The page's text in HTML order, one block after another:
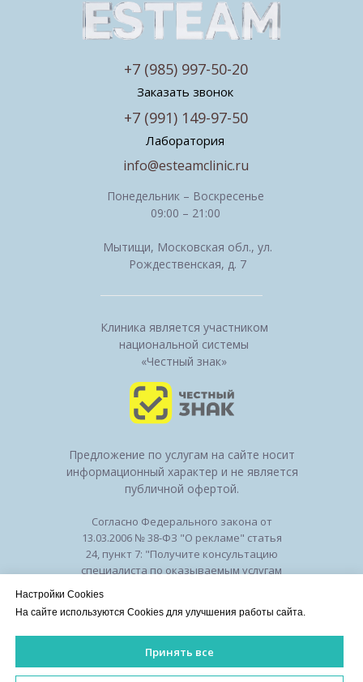
Клиника является участником
национальной системы
«Честный знак»
Понедельник – Воскресенье
09:00 – 21:00
Мытищи, Московская обл., ул.
Рождественская, д. 7
Заказать звонок
Лаборатория
info@esteamclinic.ru
+7 (991) 149-97-50
+7 (985) 997-50-20
Предложение по услугам на сайте носит
информационный характер и не является
публичной офертой.
Согласно Федерального закона от
13.03.2006 № 38-ФЗ "О рекламе" статья
24, пункт 7: "Получите консультацию
специалиста по оказываемым услугам
медицинской деятельности № ЛО-50-01-
010294 от 27.11.2018
Оборудование
конфиденциальности
ИМЕЮТСЯ ПРОТИВОПОКАЗАНИЯ. НЕОБХОДИМА
Настройки Cookies
На сайте используются Cookies для улучшения работы сайта.
Принять все